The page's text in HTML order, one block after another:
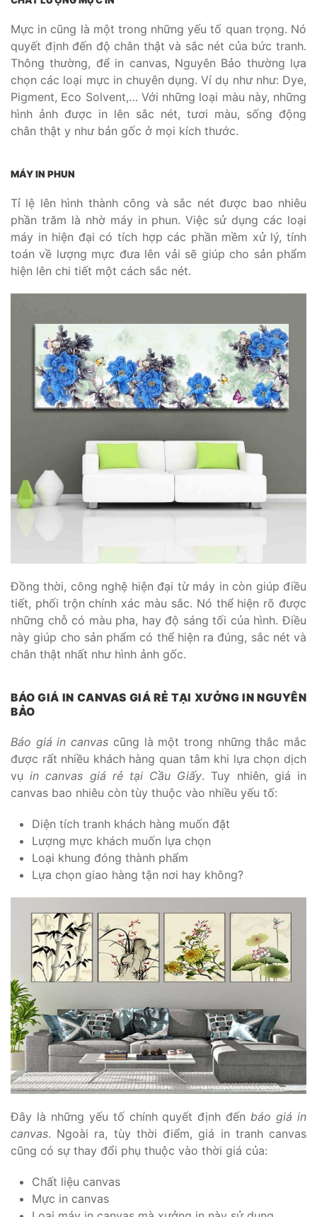
Mực in cũng là một trong những yếu tố quan trọng. Nó
quyết định đến độ chân thật và sắc nét của bức tranh.
Thông thường, để in canvas, Nguyên Bảo thường lựa
chọn các loại mực in chuyên dụng. Ví dụ như như: Dye,
Pigment, Eco Solvent,… Với những loại màu này, những
hình ảnh được in lên sắc nét, tươi màu, sống động
chân thật y như bản gốc ở mọi kích thước.
MÁY IN PHUN
Tỉ lệ lên hình thành công và sắc nét được bao nhiêu
phần trăm là nhờ máy in phun. Việc sử dụng các loại
máy in hiện đại có tích hợp các phần mềm xử lý, tính
toán về lượng mực đưa lên vải sẽ giúp cho sản phẩm
hiện lên chi tiết một cách sắc nét.
Đồng thời, công nghệ hiện đại từ máy in còn giúp điều
tiết, phối trộn chính xác màu sắc. Nó thể hiện rõ được
những chỗ có màu pha, hay độ sáng tối của hình. Điều
này giúp cho sản phẩm có thể hiện ra đúng, sắc nét và
chân thật nhất như hình ảnh gốc.
BÁO GIÁ IN CANVAS GIÁ RẺ TẠI XƯỞNG IN NGUYÊN
BẢO
Báo giá in canvas cũng là một trong những thắc mắc
được rất nhiều khách hàng quan tâm khi lựa chọn dịch
vụin canvas giá rẻ tại Cầu Giấy. Tuy nhiên, giá in
canvas bao nhiêu còn tùy thuộc vào nhiều yếu tố:
Diện tích tranh khách hàng muốn đặt
Lượng mực khách muốn lựa chọn
Loại khung đóng thành phẩm
Lựa chọn giao hàng tận nơi hay không?
Đây là những yếu tố chính quyết định đếnbáo giá in
canvas. Ngoài ra, tùy thời điểm, giá in tranh canvas
cũng có sự thay đổi phụ thuộc vào thời giá của:
Chất liệu canvas
Mực in canvas